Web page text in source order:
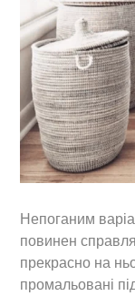
Непоганим
повинен
прекрасно на
промальовані